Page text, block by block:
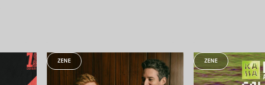
ZENE ZENE